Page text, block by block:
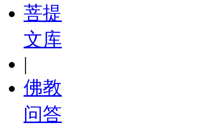
菩提
文库
|
佛教
问答